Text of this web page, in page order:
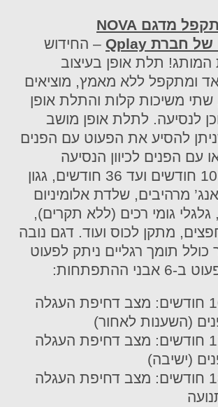
מדגם NOVA
– החידוש
המותג! תלת אופן בעיצוב
ומתקפל ללא מאמץ, מוציאים
משיכות קלות והתלת אופן
לנסיעה. לתלת אופן מושב
שניתן להסיע את הפעוט עם הפנים
עם הפנים לכיוון הנסיעה
מתאים מגיל 10 חודשים ועד 36 חודשים, גגון
מרהיבים, שלדת אלומיניום
גלגלי גומי רכים (ללא תקרים),
מתקן לכוס ועוד. דגם נובה
תומך רגליים ניתק לפעוט
ההתפתחות:
גילאי 10-12 חודשים: מצב דחיפת העגלה
(השענות לאחור)
גילאי 12-18 חודשים: מצב דחיפת העגלה
(ישיבה)
גילאי 18-24 חודשים: מצב דחיפת העגלה